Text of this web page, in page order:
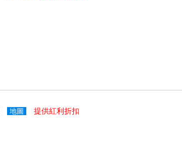
地圖
提供紅利折扣